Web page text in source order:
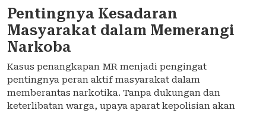
Pentingnya Kesadaran
Masyarakat dalam Memerangi
Narkoba
Kasus penangkapan MR menjadi pengingat
pentingnya peran aktif masyarakat dalam
memberantas narkotika. Tanpa dukungan dan
keterlibatan warga, upaya aparat kepolisian akan